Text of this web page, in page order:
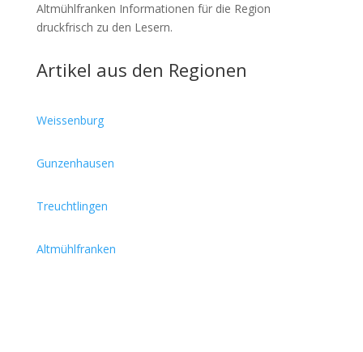
Altmühlfranken Informationen für die Region
druckfrisch zu den Lesern.
Artikel aus den Regionen
Weissenburg
Gunzenhausen
Treuchtlingen
Altmühlfranken